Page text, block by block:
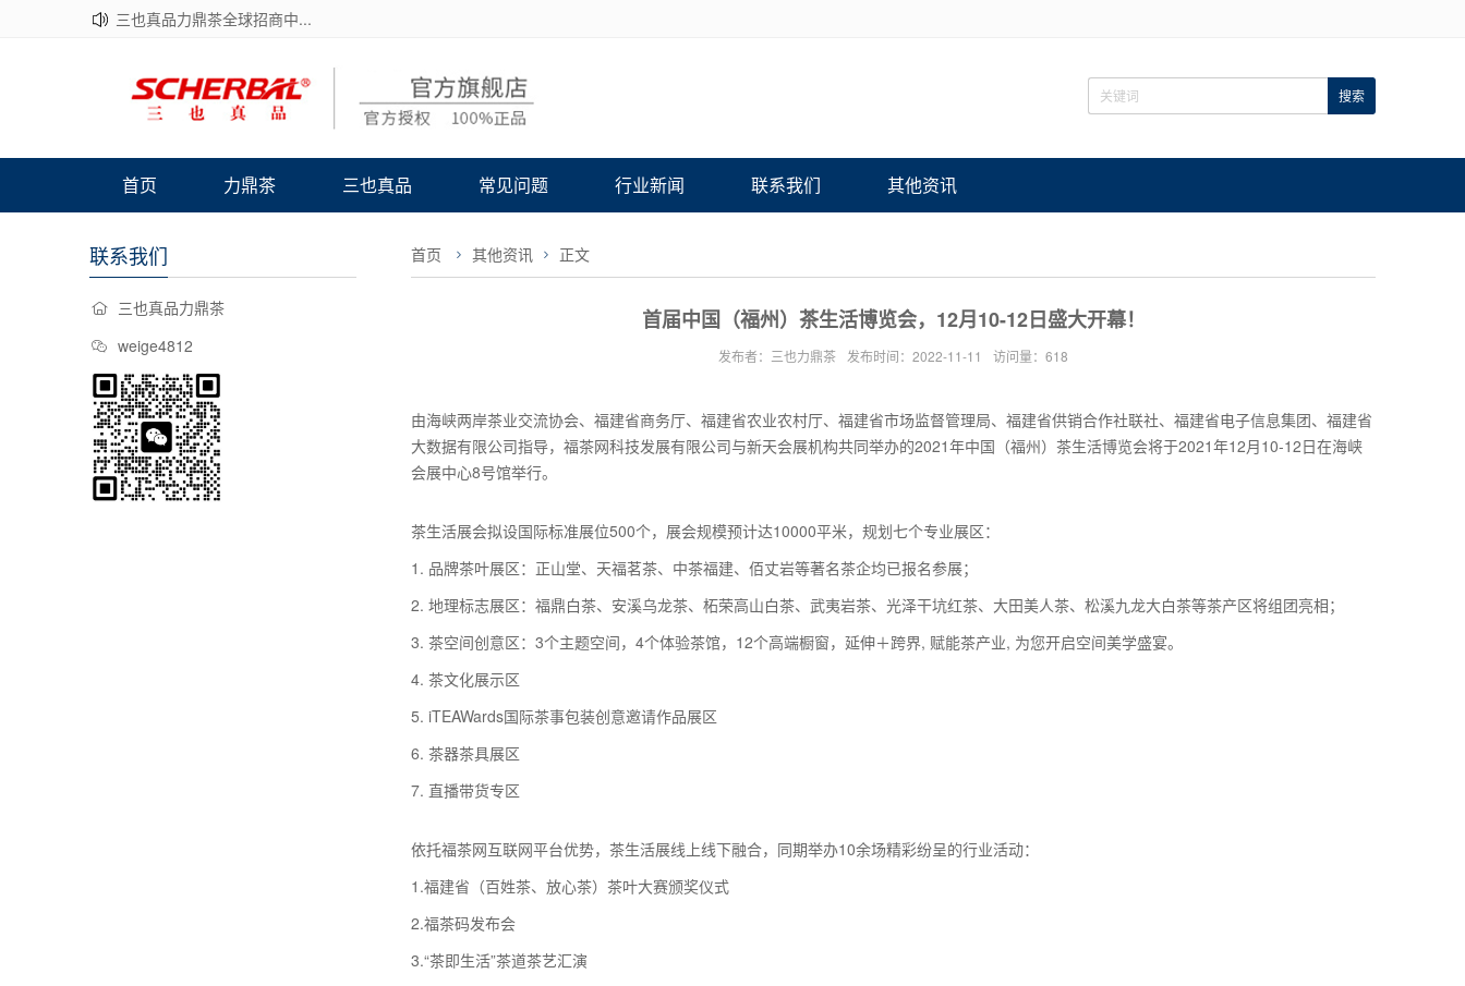
三也真品力鼎茶全球招商中...
首页 力鼎茶 三也真品 常见问题 行业新闻 联系我们 其他资讯
联系我们
三也真品力鼎茶
weige4812
首页 其他资讯 正文
首届中国（福州）茶生活博览会，12月10-12日盛大开幕！
发布者：三也力鼎茶 发布时间：2022-11-11 访问量：618
由海峡两岸茶业交流协会、福建省商务厅、福建省农业农村厅、福建省市场监督管理局、福建省供销合作社联社、福建省电子信息集团、福建省
大数据有限公司指导，福茶网科技发展有限公司与新天会展机构共同举办的2021年中国（福州）茶生活博览会将于2021年12月10-12日在海峡
会展中心8号馆举行。
茶生活展会拟设国际标准展位500个，展会规模预计达10000平米，规划七个专业展区：
1. 品牌茶叶展区：正山堂、天福茗茶、中茶福建、佰丈岩等著名茶企均已报名参展；
2. 地理标志展区：福鼎白茶、安溪乌龙茶、柘荣高山白茶、武夷岩茶、光泽干坑红茶、大田美人茶、松溪九龙大白茶等茶产区将组团亮相；
3. 茶空间创意区：3个主题空间，4个体验茶馆，12个高端橱窗，延伸＋跨界, 赋能茶产业, 为您开启空间美学盛宴。
4. 茶文化展示区
5. iTEAWards国际茶事包装创意邀请作品展区
6. 茶器茶具展区
7. 直播带货专区
依托福茶网互联网平台优势，茶生活展线上线下融合，同期举办10余场精彩纷呈的行业活动：
1.福建省（百姓茶、放心茶）茶叶大赛颁奖仪式
2.福茶码发布会
3.“茶即生活”茶道茶艺汇演